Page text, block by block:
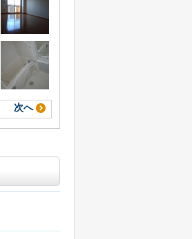
次へ